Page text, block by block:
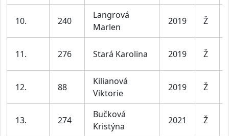
10. 240
Langrová
Marlen
2019 Ž
11. 276 Stará Karolina 2019 Ž
12. 88
Kilianová
Viktorie
2019 Ž
13. 274
Bučková
Kristýna
2021 Ž